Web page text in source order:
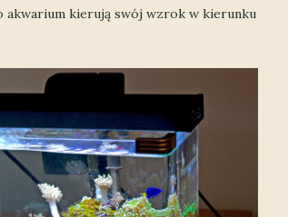
akwarium kierują swój wzrok w kierunku